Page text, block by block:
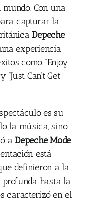
Con una
capturar la
Depeche
experiencia
como “Enjoy
“Just Can’t Get
es su
la música, sino
a Depeche Mode
está
definieron a la
profunda hasta la
caracterizó en el